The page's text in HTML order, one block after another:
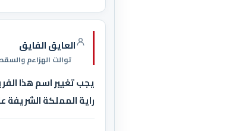
العايق الفايق
توالت الهزاءم
يجب تغيير اسم هذا
راية المملكة الشريفة